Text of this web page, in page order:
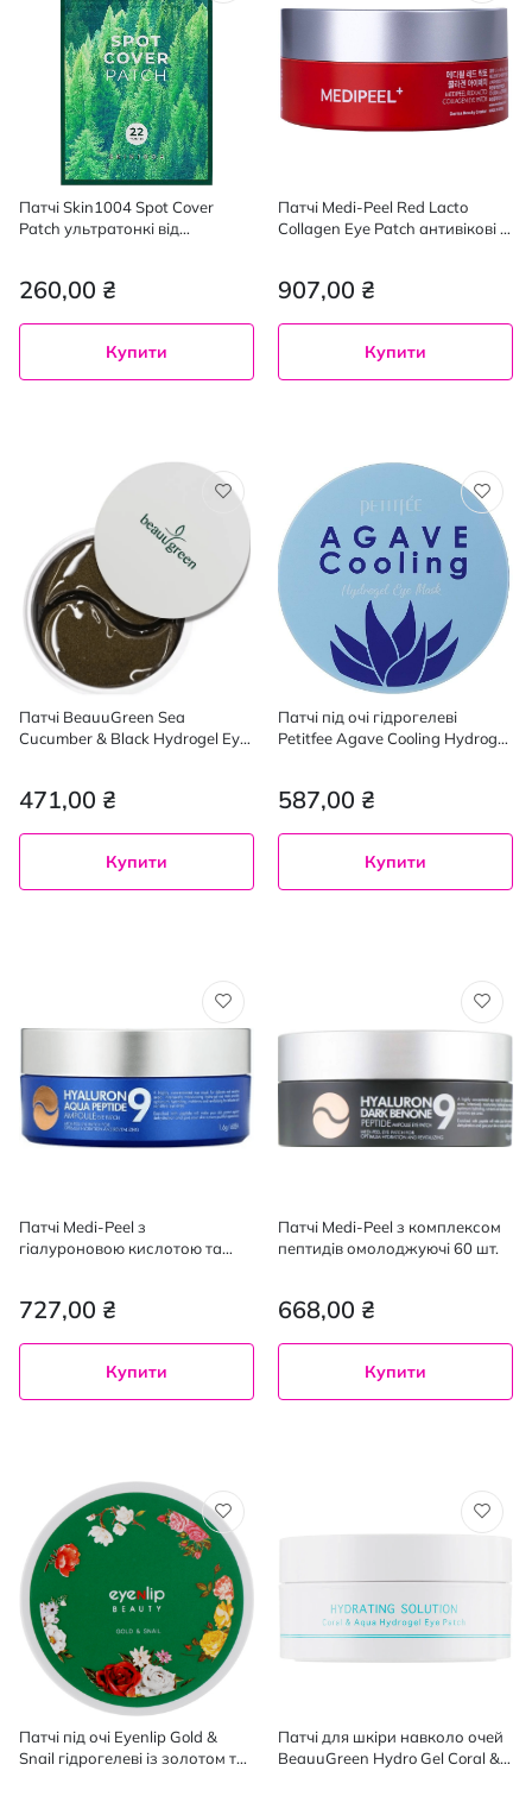
Патчі Skin1004 Spot Cover
Patch ультратонкі від
260,00 ₴
Купити
Патчі Medi-Peel Red Lacto
Collagen Eye Patch антивікові з
907,00 ₴
Купити
Патчі BeauuGreen Sea
Cucumber & Black Hydrogel Eye
471,00 ₴
Купити
Патчі під очі гідрогелеві
Petitfee Agave Cooling Hydrogel
587,00 ₴
Купити
Патчі Medi-Peel з
гіалуроновою кислотою та
727,00 ₴
Купити
Патчі Medi-Peel з комплексом
пептидів омолоджуючі 60 шт.
668,00 ₴
Купити
Патчі під очі Eyenlip Gold &
Snail гідрогелеві із золотом та
Патчі для шкіри навколо очей
BeauuGreen Hydro Gel Coral &